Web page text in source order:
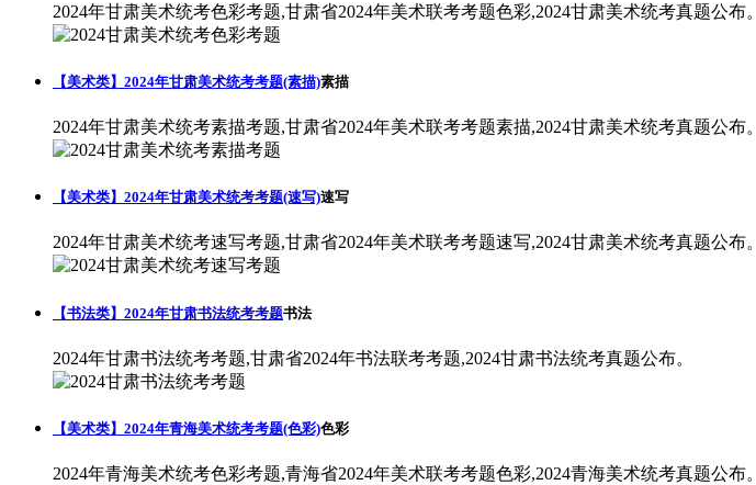
2024年甘肃美术统考色彩考题,甘肃省2024年美术联考考题色彩,2024甘肃美术统考真题公布。
【美术类】2024年甘肃美术统考考题(素描)素描
2024年甘肃美术统考素描考题,甘肃省2024年美术联考考题素描,2024甘肃美术统考真题公布。
【美术类】2024年甘肃美术统考考题(速写)速写
2024年甘肃美术统考速写考题,甘肃省2024年美术联考考题速写,2024甘肃美术统考真题公布。
【书法类】2024年甘肃书法统考考题书法
2024年甘肃书法统考考题,甘肃省2024年书法联考考题,2024甘肃书法统考真题公布。
【美术类】2024年青海美术统考考题(色彩)色彩
2024年青海美术统考色彩考题,青海省2024年美术联考考题色彩,2024青海美术统考真题公布。